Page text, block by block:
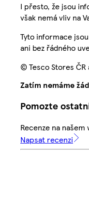
I přesto, že jsou
však nemá vliv na
Tyto informace
ani bez řádného
© Tesco Stores ČR
Zatím nemáme
Pomozte
Recenze na
Napsat recenzi